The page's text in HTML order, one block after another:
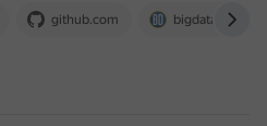
github.com